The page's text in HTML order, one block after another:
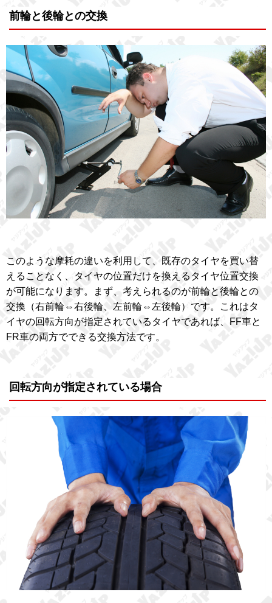
前輪と後輪との交換
このような摩耗の違いを利用して、既存のタイヤを買い替
えることなく、タイヤの位置だけを換えるタイヤ位置交換
が可能になります。まず、考えられるのが前輪と後輪との
交換（右前輪⇔右後輪、左前輪⇔左後輪）です。これはタ
イヤの回転方向が指定されているタイヤであれば、FF車と
FR車の両方でできる交換方法です。
回転方向が指定されている場合